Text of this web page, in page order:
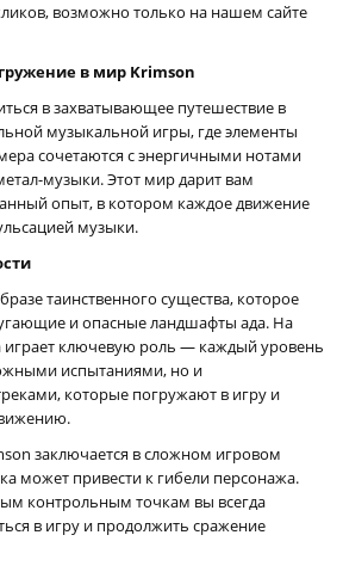
возможно только на нашем сайте
в мир Krimson
в захватывающее путешествие в
музыкальной игры, где элементы
сочетаются с энергичными нотами
музыки. Этот мир дарит вам
опыт, в котором каждое движение
музыки.
таинственного существа, которое
и опасные ландшафты ада. На
играет ключевую роль — каждый уровень
испытаниями, но и
которые погружают в игру и
заключается в сложном игровом
может привести к гибели персонажа.
контрольным точкам вы всегда
в игру и продолжить сражение